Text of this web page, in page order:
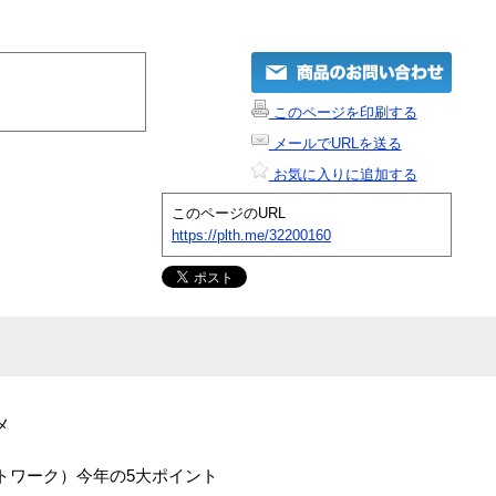
このページを印刷する
メールでURLを送る
お気に入りに追加する
このページのURL
https://plth.me/32200160
ワーク）今年の5大ポイント